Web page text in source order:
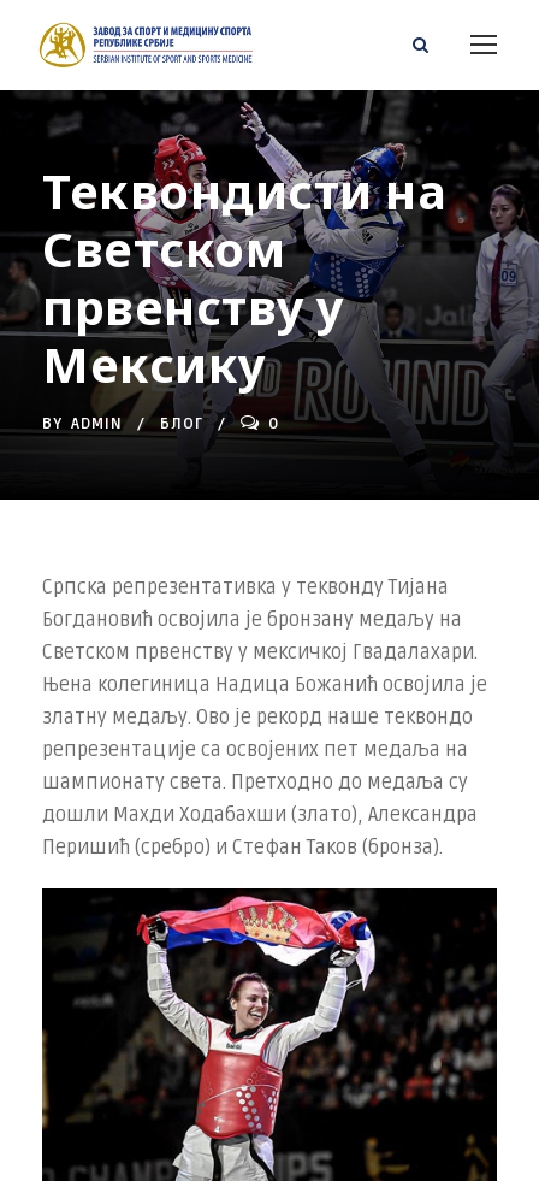
Теквондисти на
Светском
првенству у
Мексику
BY ADMIN БЛОГ 0
Српска репрезентативка у теквонду Тијана
Богдановић освојила је бронзану медаљу на
Светском првенству у мексичкој Гвадалахари.
Њена колегиница Надица Божанић освојила је
златну медаљу. Ово је рекорд наше теквондо
репрезентације са освојених пет медаља на
шампионату света. Претходно до медаља су
дошли Махди Ходабахши (злато), Александра
Перишић (сребро) и Стефан Таков (бронзa).